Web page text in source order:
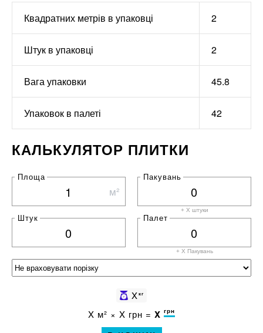
Квадратних метрів в упаковці 2
Штук в упаковці 2
Вага упаковки 45.8
Упаковок в палеті 42
КАЛЬКУЛЯТОР ПЛИТКИ
Площа
м²
Пакувань
+ X штуки
Штук Палет
+ X Пакувань
Xкг
X м² × X грн = X грн